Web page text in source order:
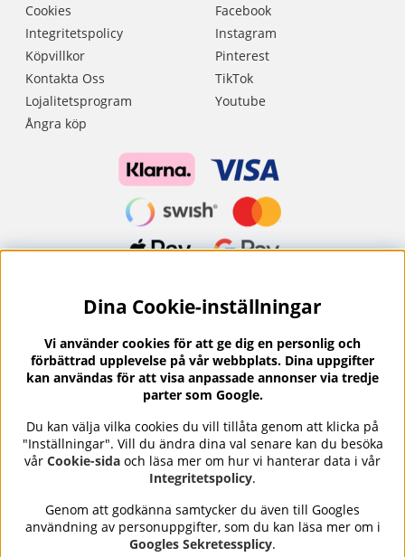
Cookies
Integritetspolicy
Köpvillkor
Kontakta Oss
Lojalitetsprogram
Ångra köp
Facebook
Instagram
Pinterest
TikTok
Youtube
Nyhetsbrev?
I vårt nyhetsbrev får du ta del av nyheter och
erbjudanden.
Se våra omdömen på⭐ Trustpilot
Nails Body and Beautyerbjuder professionell hudvård,
nagellack och makeup från ledande varumärken som OPI,
Dina Cookie-inställningar
Vi använder cookies för att ge dig en personlig och
förbättrad upplevelse på vår webbplats. Dina uppgifter
kan användas för att visa anpassade annonser via tredje
parter som Google.
Du kan välja vilka cookies du vill tillåta genom att klicka på
"Inställningar". Vill du ändra dina val senare kan du besöka
vår Cookie-sida och läsa mer om hur vi hanterar data i vår
Integritetspolicy.
Genom att godkänna samtycker du även till Googles
användning av personuppgifter, som du kan läsa mer om i
Googles Sekretessplicy.